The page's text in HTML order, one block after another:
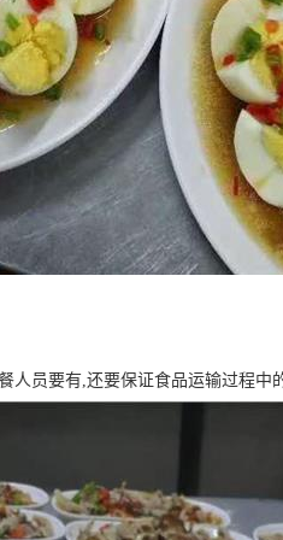
人员要有,还要保证食品运输过程中